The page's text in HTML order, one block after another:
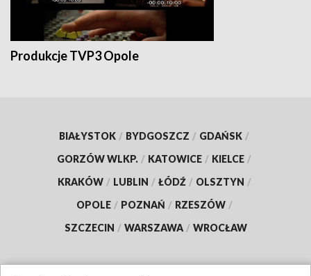
Produkcje TVP3 Opole
BIAŁYSTOK / BYDGOSZCZ / GDAŃSK /
GORZÓW WLKP. / KATOWICE / KIELCE /
KRAKÓW / LUBLIN / ŁÓDŹ / OLSZTYN /
OPOLE / POZNAŃ / RZESZÓW /
SZCZECIN / WARSZAWA / WROCŁAW